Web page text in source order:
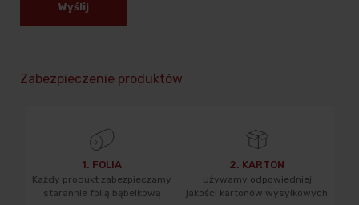
Wyślij
Zabezpieczenie produktów
1. FOLIA
Każdy produkt zabezpieczamy
starannie folią bąbelkową
2. KARTON
Używamy odpowiedniej
jakości kartonów wysyłkowych